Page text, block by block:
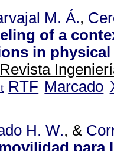
M. Á.,
of a
in
Revista
RTF Marcado
H. W., &
para